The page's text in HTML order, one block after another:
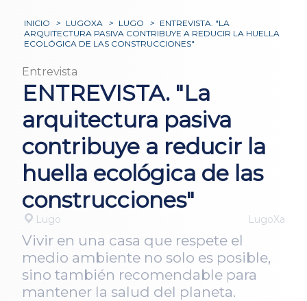
INICIO > LUGOXA > LUGO > ENTREVISTA. "LA
ARQUITECTURA PASIVA CONTRIBUYE A REDUCIR LA HUELLA
ECOLÓGICA DE LAS CONSTRUCCIONES"
Entrevista
ENTREVISTA. "La
arquitectura pasiva
contribuye a reducir la
huella ecológica de las
construcciones"
Lugo LugoXa
Vivir en una casa que respete el
medio ambiente no solo es posible,
sino también recomendable para
mantener la salud del planeta.